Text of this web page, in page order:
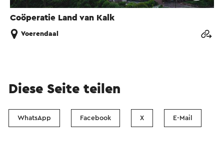
Coöperatie Land van Kalk
Voerendaal
Diese Seite teilen
WhatsApp Facebook X E-Mail